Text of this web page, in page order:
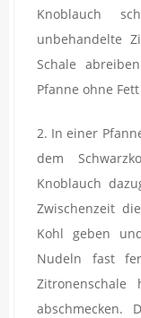
Knoblauch
unbehandelte
Schale
Pfanne ohne
2. In einer
dem
Knoblauch
Zwischenzeit
Kohl geben
Nudeln fast
abschmecken.